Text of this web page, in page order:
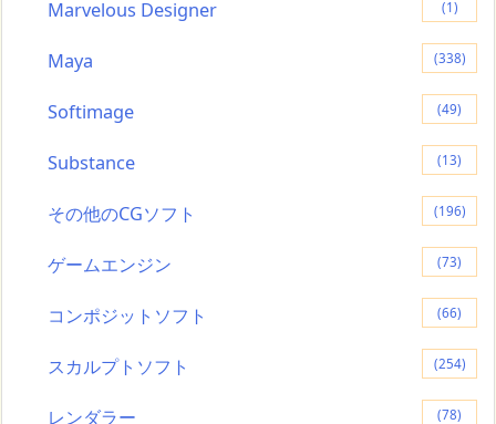
Marvelous Designer (1)
Maya (338)
Softimage (49)
Substance (13)
その他のCGソフト (196)
ゲームエンジン (73)
コンポジットソフト (66)
スカルプトソフト (254)
レンダラー (78)